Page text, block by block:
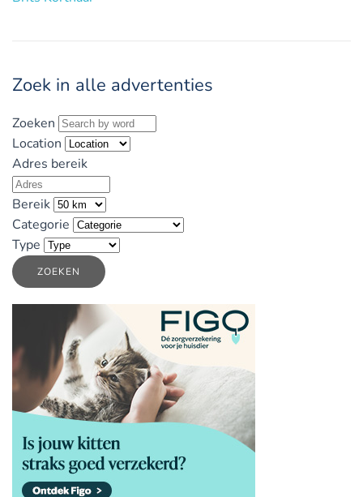
Zoek in alle advertenties
Zoeken
Location
Adres bereik
Bereik
Categorie
Type
ZOEKEN